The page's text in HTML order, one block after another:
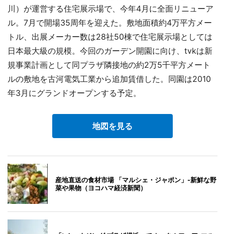
川）が運営する住宅展示場で、今年4月に全面リニューア
ル。7月で開場35周年を迎えた。敷地面積約4万平方メー
トル、出展メーカー数は28社50棟で住宅展示場としては
日本最大級の規模。今回のガーデン開園に向け、tvkは新
規事業計画として同プラザ隣接地の約2万5千平方メート
ルの敷地を古河電気工業から追加賃借した。同園は2010
年3月にグランドオープンする予定。
地図を見る
産地直送の食材市場 「マルシェ・ジャポン」-新鮮な野
菜や果物（ヨコハマ経済新聞）